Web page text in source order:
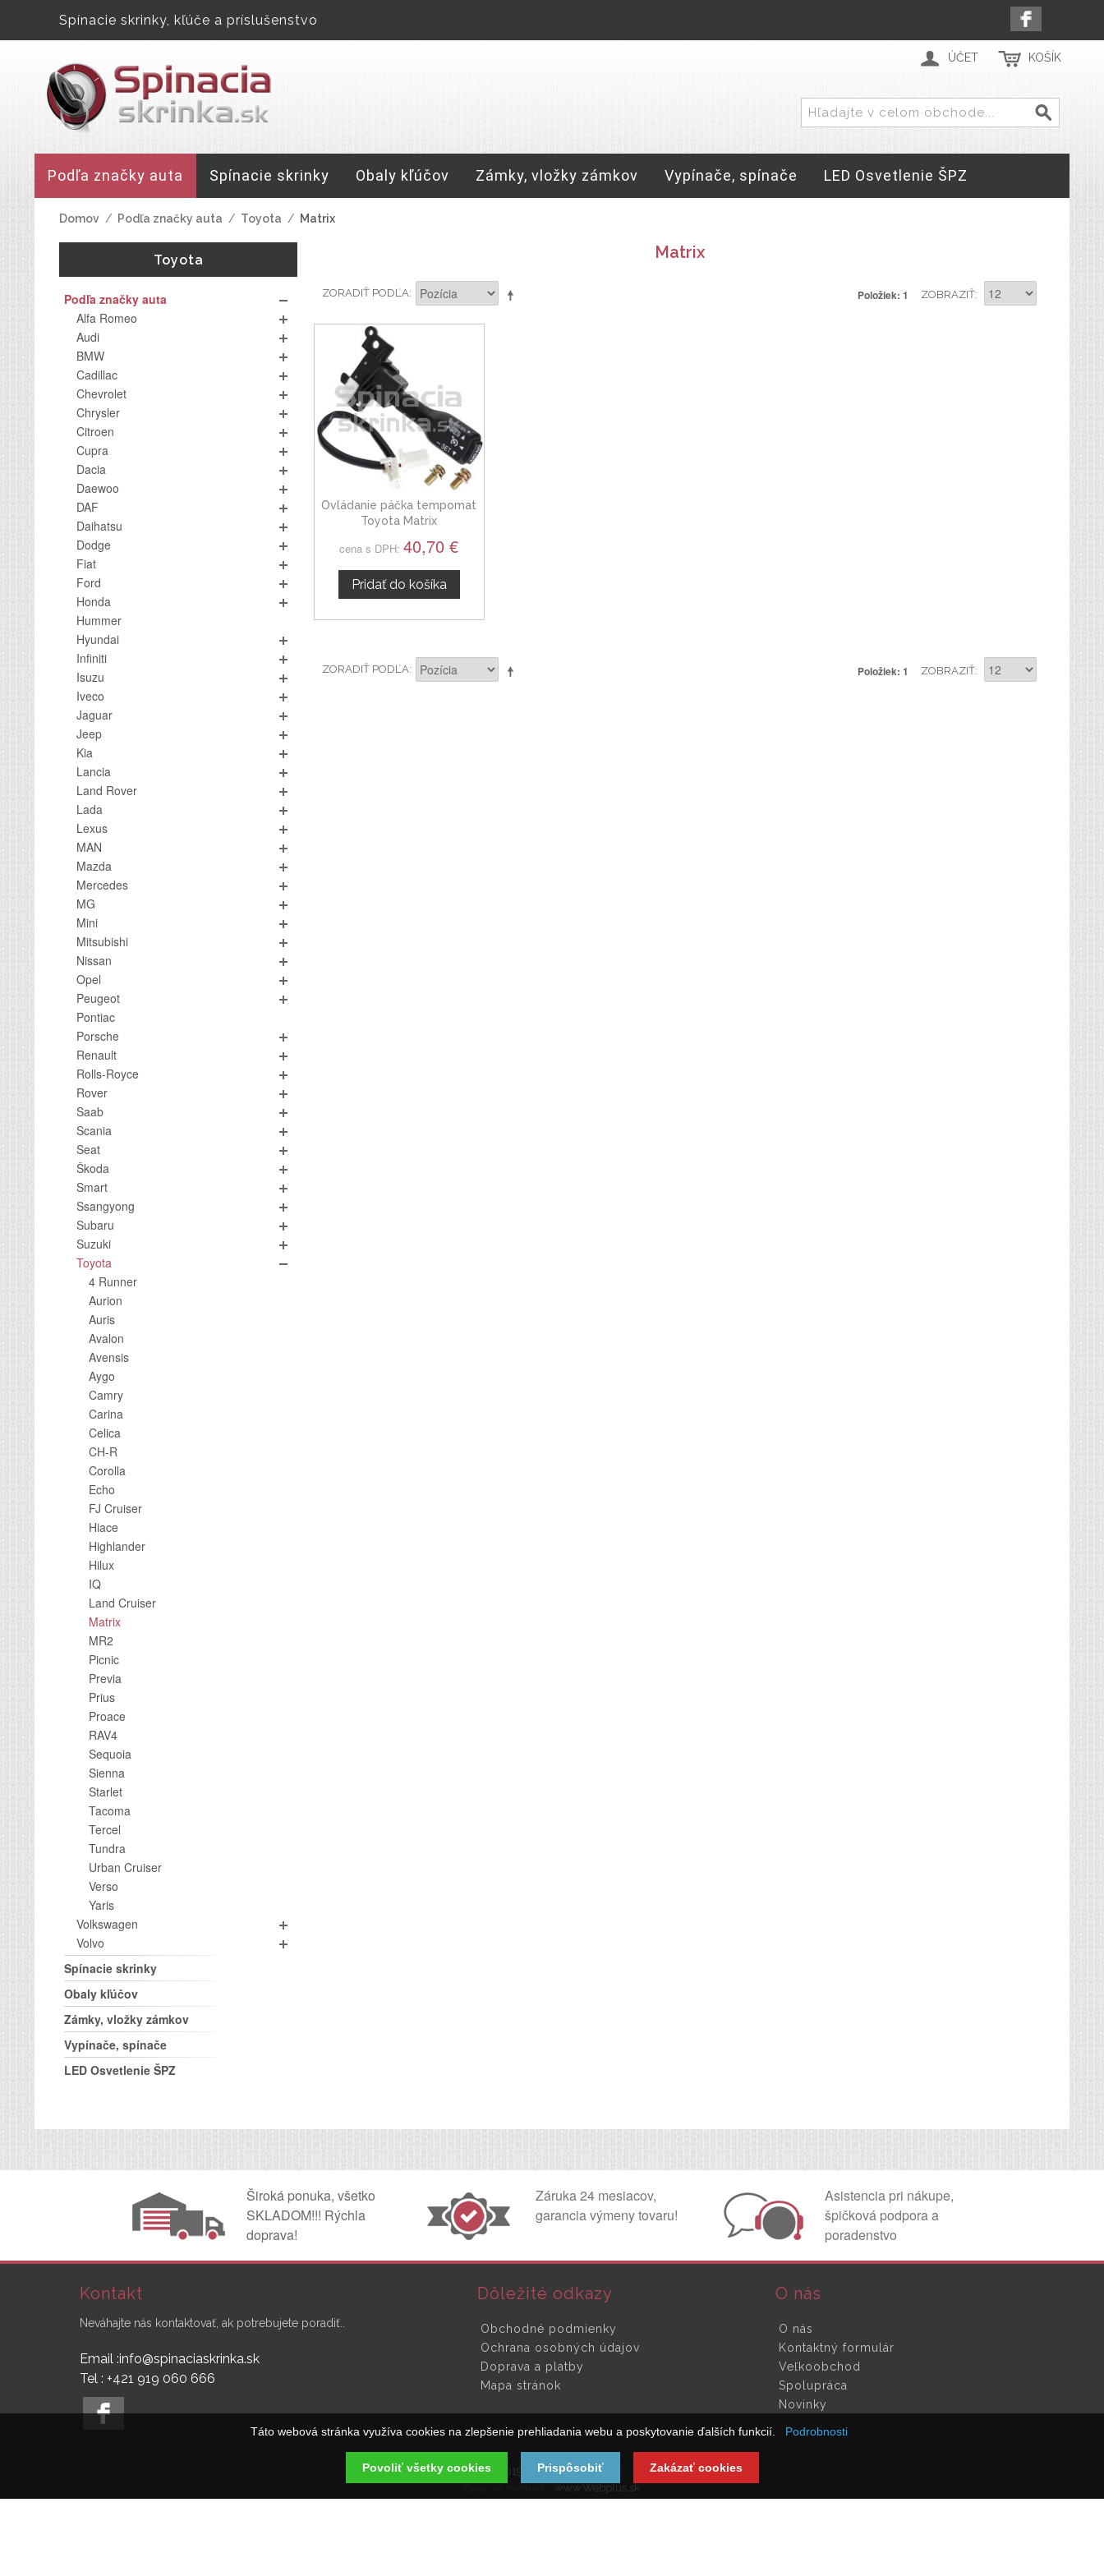
Spínacie skrinky, kľúče a príslušenstvo
ÚČET KOŠÍK
Podľa značky auta Spínacie skrinky Obaly kľúčov Zámky, vložky zámkov Vypínače, spínače LED Osvetlenie ŠPZ
Domov / Podľa značky auta / Toyota / Matrix
Matrix
ZORADIŤ PODĽA Položiek: 1 ZOBRAZIŤ
Ovládanie páčka tempomat
Toyota Matrix
cena s DPH: 40,70 €
Pridať do košíka
ZORADIŤ PODĽA Položiek: 1 ZOBRAZIŤ
Toyota
Podľa značky auta
Alfa Romeo
Audi
BMW
Cadillac
Chevrolet
Chrysler
Citroen
Cupra
Dacia
Daewoo
DAF
Daihatsu
Dodge
Fiat
Ford
Honda
Hummer
Hyundai
Infiniti
Isuzu
Iveco
Jaguar
Jeep
Kia
Lancia
Land Rover
Lada
Lexus
MAN
Mazda
Mercedes
MG
Mini
Mitsubishi
Nissan
Opel
Peugeot
Pontiac
Porsche
Renault
Rolls-Royce
Rover
Saab
Scania
Seat
Škoda
Smart
Ssangyong
Subaru
Suzuki
Toyota
4 Runner
Aurion
Auris
Avalon
Avensis
Aygo
Camry
Carina
Celica
CH-R
Corolla
Echo
FJ Cruiser
Hiace
Highlander
Hilux
IQ
Land Cruiser
Matrix
MR2
Picnic
Previa
Prius
Proace
RAV4
Sequoia
Sienna
Starlet
Tacoma
Tercel
Tundra
Urban Cruiser
Verso
Yaris
Volkswagen
Volvo
Spínacie skrinky
Obaly kľúčov
Zámky, vložky zámkov
Vypínače, spínače
LED Osvetlenie ŠPZ
Široká ponuka, všetko
SKLADOM!!! Rýchla
doprava!
Záruka 24 mesiacov,
garancia výmeny tovaru!
Asistencia pri nákupe,
špičková podpora a
poradenstvo
O nás
O nás
Kontaktný formulár
Veľkoobchod
Spolupráca
Novinky
Dôležité odkazy
Obchodné podmienky
Ochrana osobných údajov
Doprava a platby
Mapa stránok
Kontakt
Neváhajte nás kontaktovať, ak potrebujete poradiť..
Email :info@spinaciaskrinka.sk
Tel : +421 919 060 666
© 2019 SpinaciaSkrinka.sk
www.Webplus.sk
Táto webová stránka využíva cookies na zlepšenie prehliadania webu a poskytovanie ďalších funkcií. Podrobnosti
Povoliť všetky cookies Prispôsobiť Zakázať cookies